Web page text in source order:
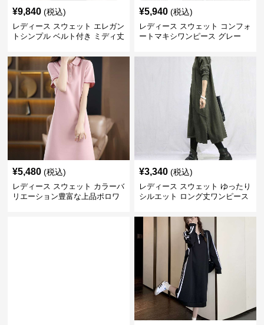
¥9,840 (税込)
レディース スウェット エレガン
トシンプル ベルト付き ミディ丈
¥5,940 (税込)
レディース スウェット コンフォ
ートマキシワンピース グレー
¥5,480 (税込)
レディース スウェット カラーバ
リエーション豊富な上品ポロワ
¥3,340 (税込)
レディース スウェット ゆったり
シルエット ロング丈ワンピース